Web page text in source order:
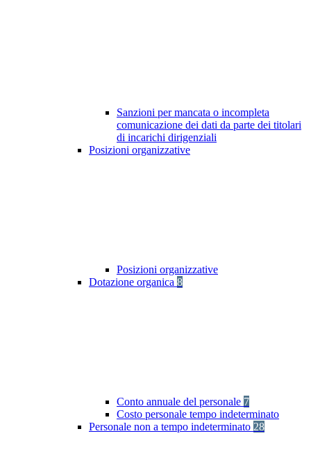
Sanzioni per mancata o incompleta
comunicazione dei dati da parte dei titolari
di incarichi dirigenziali
Posizioni organizzative
Posizioni organizzative
Dotazione organica 8
Conto annuale del personale 7
Costo personale tempo indeterminato
Personale non a tempo indeterminato 28